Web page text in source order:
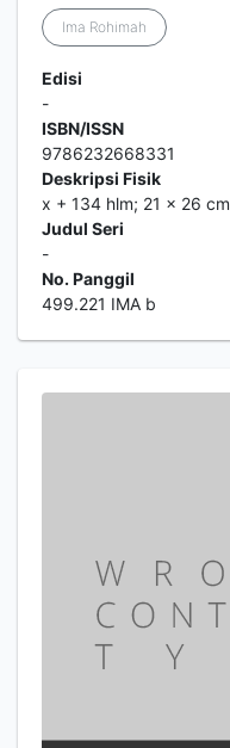
Ima Rohimah
Edisi
-
ISBN/ISSN
9786232668331
Deskripsi Fisik
x + 134 hlm; 21 x 26 cm
Judul Seri
-
No. Panggil
499.221 IMA b